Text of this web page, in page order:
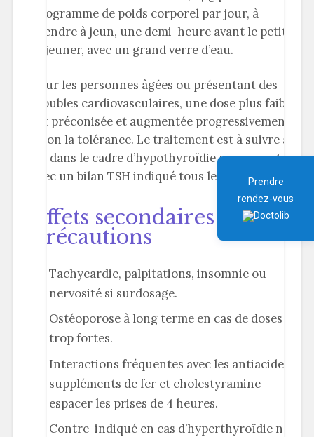
kilogramme de poids corporel par jour, à
prendre à jeun, une demi-heure avant le petit-
déjeuner, avec un grand verre d’eau.
Pour les personnes âgées ou présentant des
troubles cardiovasculaires, une dose plus faible
est préconisée et augmentée progressivement
selon la tolérance. Le traitement est à suivre à
vie dans le cadre d’hypothyroïdie permanente,
avec un bilan TSH indiqué tous les 6 à 12 mois.
Effets secondaires et
précautions
Tachycardie, palpitations, insomnie ou
nervosité si surdosage.
Ostéoporose à long terme en cas de doses
trop fortes.
Interactions fréquentes avec les antiacides,
suppléments de fer et cholestyramine –
espacer les prises de 4 heures.
Contre-indiqué en cas d’hyperthyroïdie non
Prendre
rendez-vous